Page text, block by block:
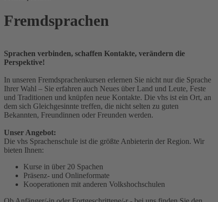
Fremdsprachen
Sprachen verbinden, schaffen Kontakte, verändern die
Perspektive!
In unseren Fremdsprachenkursen erlernen Sie nicht nur die Sprache
Ihrer Wahl – Sie erfahren auch Neues über Land und Leute, Feste
und Traditionen und knüpfen neue Kontakte. Die vhs ist ein Ort, an
dem sich Gleichgesinnte treffen, die nicht selten zu guten
Bekannten, Freundinnen oder Freunden werden.
Unser Angebot:
Die vhs Sprachenschule ist die größte Anbieterin der Region. Wir
bieten Ihnen:
Kurse in über 20 Spachen
Präsenz- und Onlineformate
Kooperationen mit anderen Volkshochschulen